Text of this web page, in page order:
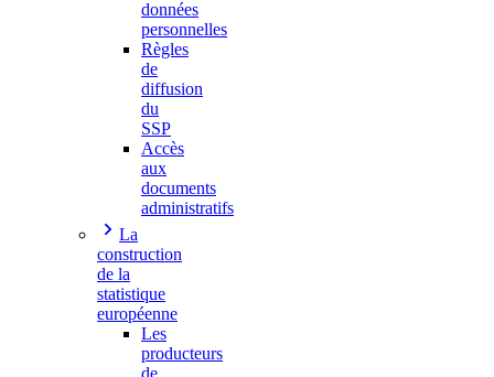
données
personnelles
Règles
de
diffusion
du
SSP
Accès
aux
documents
administratifs
La
construction
de la
statistique
européenne
Les
producteurs
de